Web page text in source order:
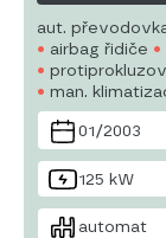
aut.
airbag řidiče
man.
počítač
01/2003
125 kW
automat